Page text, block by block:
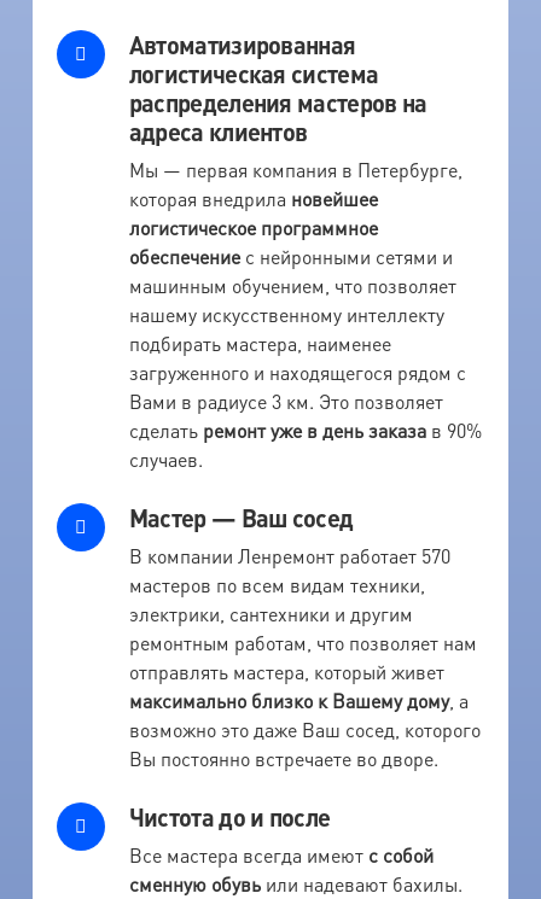
Автоматизированная
логистическая система
распределения мастеров на
адреса клиентов
Мы — первая компания в Петербурге,
которая внедрила новейшее
логистическое программное
обеспечениес нейронными сетями и
машинным обучением, что позволяет
нашему искусственному интеллекту
подбирать мастера, наименее
загруженного и находящегося рядом с
Вами в радиусе 3 км. Это позволяет
сделать ремонт уже в день заказав 90%
случаев.
Мастер — Ваш сосед
В компании Ленремонт работает 570
мастеров по всем видам техники,
электрики, сантехники и другим
ремонтным работам, что позволяет нам
отправлять мастера, который живет
максимально близко к Вашему дому, а
возможно это даже Ваш сосед, которого
Вы постоянно встречаете во дворе.
Чистота до и после
Все мастера всегда имеют с собой
сменную обувьили надевают бахилы.